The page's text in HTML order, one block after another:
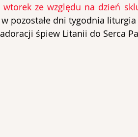
wtorek ze względu na dzień
w pozostałe dni tygodnia liturgia
śpiew Litanii do Serca